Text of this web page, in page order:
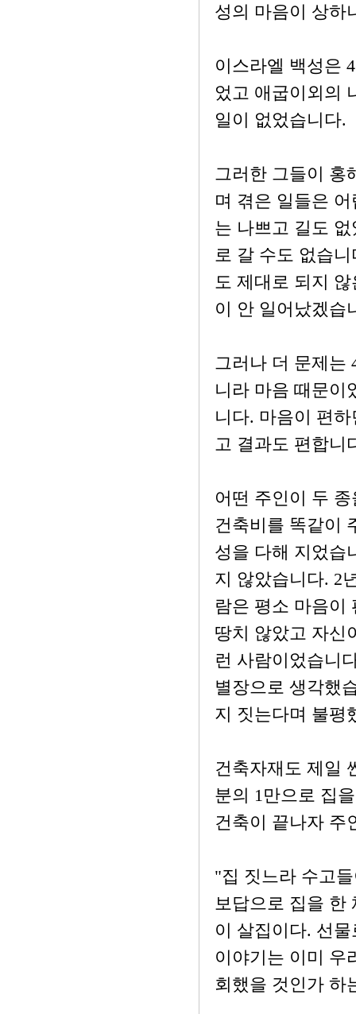
성의 마음이 상하
이스라엘 백성은
었고 애굽이외의
일이 없었습니다.
그러한 그들이 홍
며 겪은 일들은
는 나쁘고 길도
로 갈 수도 없습
도 제대로 되지
이 안 일어났겠습
그러나 더 문제는
니라 마음 때문이
니다. 마음이 편
고 결과도 편합니
어떤 주인이 두
건축비를 똑같이
성을 다해 지었습
지 않았습니다. 2
람은 평소 마음이
땅치 않았고 자신
런 사람이었습니
별장으로 생각했
지 짓는다며 불평
건축자재도 제일
분의 1만으로 집
건축이 끝나자 주
"집 짓느라 수고
보답으로 집을 한
이 살집이다. 선
이야기는 이미 우
회했을 것인가 하